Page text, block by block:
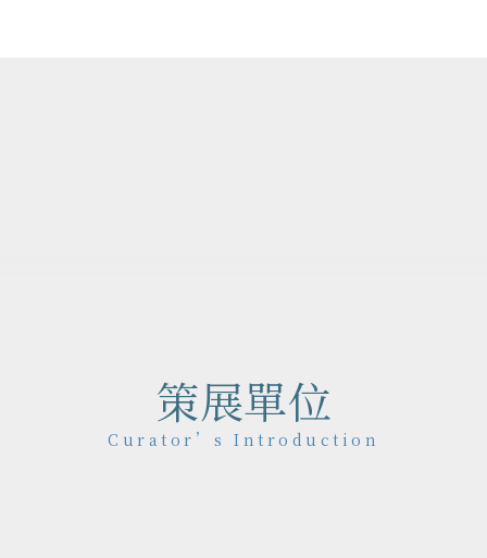
策展單位
Curator’s Introduction